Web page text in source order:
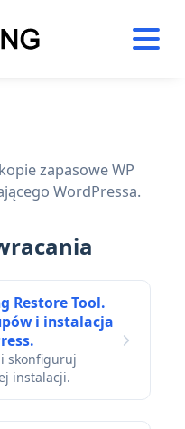
zapasowe WP
WordPressa.
Restore Tool.
i instalacja
skonfiguruj
instalacji.